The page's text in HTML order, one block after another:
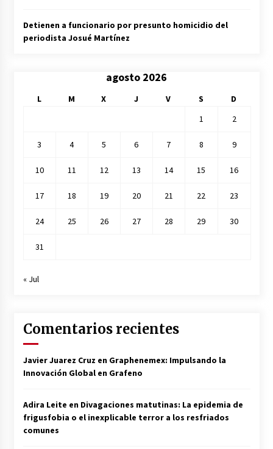
Detienen a funcionario por presunto homicidio del
periodista Josué Martínez
agosto 2026
L M X J V S
D
1
2
3 4 5 6 7 8 9
10 11 12 13 14 15 16
17 18 19 20 21 22 23
24 25 26 27 28 29 30
31
« Jul
Comentarios recientes
Javier Juarez Cruz en Graphenemex: Impulsando la
Innovación Global en Grafeno
Adira Leite en Divagaciones matutinas: La epidemia de
frigusfobia o el inexplicable terror a los resfriados
comunes